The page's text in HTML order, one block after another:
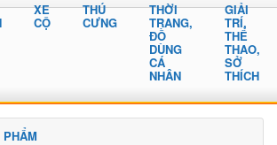
XE
CỘ
THÚ
CƯNG
THỜI
TRANG,
ĐỒ
DÙNG
CÁ
NHÂN
GIẢI
TRÍ,
THỂ
THAO,
SỞ
THÍCH
PHẨM